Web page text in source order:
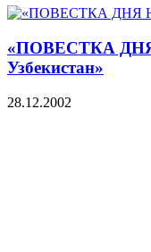
«ПОВЕСТКА ДНЯ
Узбекистан»
28.12.2002